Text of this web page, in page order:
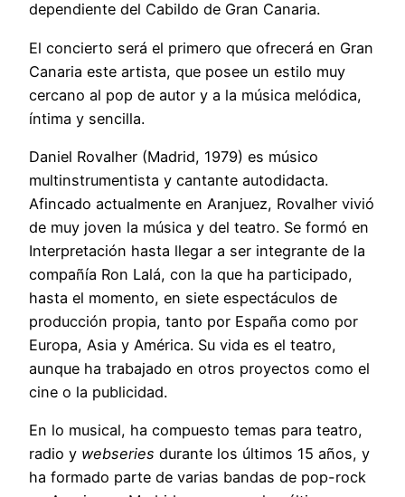
dependiente del Cabildo de Gran Canaria.
El concierto será el primero que ofrecerá en Gran
Canaria este artista, que posee un estilo muy
cercano al pop de autor y a la música melódica,
íntima y sencilla.
Daniel Rovalher (Madrid, 1979) es músico
multinstrumentista y cantante autodidacta.
Afincado actualmente en Aranjuez, Rovalher vivió
de muy joven la música y del teatro. Se formó en
Interpretación hasta llegar a ser integrante de la
compañía Ron Lalá, con la que ha participado,
hasta el momento, en siete espectáculos de
producción propia, tanto por España como por
Europa, Asia y América. Su vida es el teatro,
aunque ha trabajado en otros proyectos como el
cine o la publicidad.
En lo musical, ha compuesto temas para teatro,
radio y webseries durante los últimos 15 años, y
ha formado parte de varias bandas de pop-rock